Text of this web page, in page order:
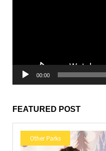
00:00
FEATURED POST
Other Parks